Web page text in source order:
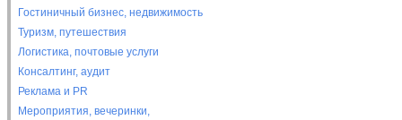
Гостиничный бизнес, недвижимость
Туризм, путешествия
Логистика, почтовые услуги
Консалтинг, аудит
Реклама и PR
Мероприятия, вечеринки,